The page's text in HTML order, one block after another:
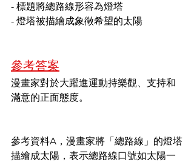
- 標題將總路線形容為燈塔
- 燈塔被描繪成象徵希望的太陽
參考答案
漫畫家對於大躍進運動持樂觀、支持和
滿意的正面態度。
參考資料A，漫畫家將「總路線」的燈塔
描繪成太陽，表示總路線口號如太陽一